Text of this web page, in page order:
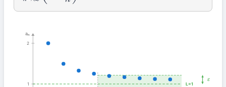
aₙ
2
1 L=1
ε